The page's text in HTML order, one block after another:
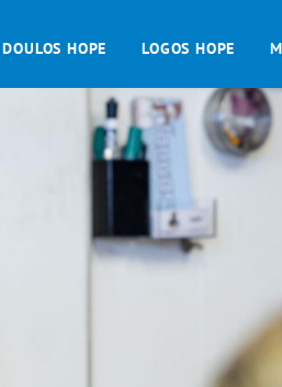
DOULOS HOPE LOGOS HOPE